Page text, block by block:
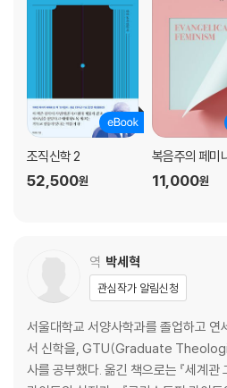
22장 남자와 여자로서 인간
23장 인간의 본질적 속성
25장 하나님과 인간 사이의 언약
4부. 그리스도와 성령에 관한 교리
26장 그리스도의 위격
27장 속죄
28장 부활과 승천
조직신학 2
52,500원
복음주의 페미
11,000원
역 박세혁
관심작가 알림신청
서울대학교 서양사학과를 졸업하고 연
서 신학을, GTU(Graduate
사를 공부했다. 옮긴 책으로는 『세계관